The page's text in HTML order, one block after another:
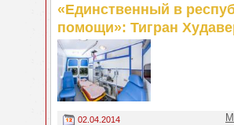
«Единственный в
помощи»: Тигран
02.04.2014